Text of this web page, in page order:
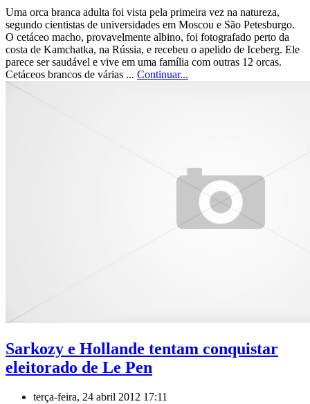
Uma orca branca adulta foi vista pela primeira vez na natureza,
segundo cientistas de universidades em Moscou e São Petesburgo.
O cetáceo macho, provavelmente albino, foi fotografado perto da
costa de Kamchatka, na Rússia, e recebeu o apelido de Iceberg. Ele
parece ser saudável e vive em uma família com outras 12 orcas.
Cetáceos brancos de várias ... Continuar...
Sarkozy e Hollande tentam conquistar
eleitorado de Le Pen
terça-feira, 24 abril 2012 17:11